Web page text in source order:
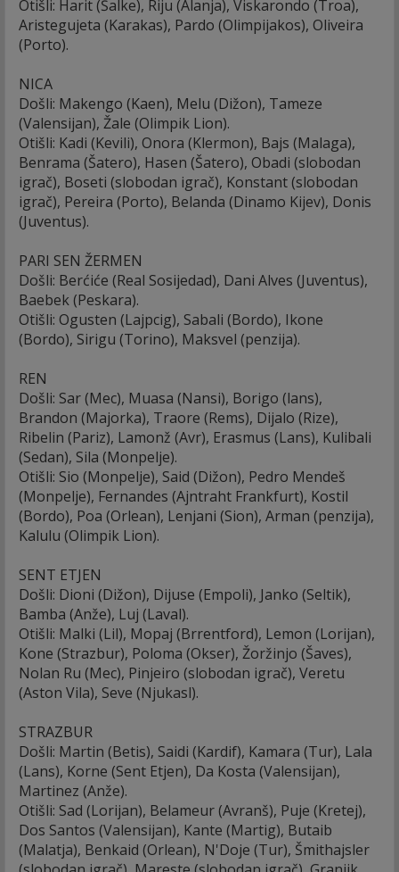
Otišli: Harit (Šalke), Riju (Alanja), Viskarondo (Troa),
Aristegujeta (Karakas), Pardo (Olimpijakos), Oliveira
(Porto).
NICA
Došli: Makengo (Kaen), Melu (Dižon), Tameze
(Valensijan), Žale (Olimpik Lion).
Otišli: Kadi (Kevili), Onora (Klermon), Bajs (Malaga),
Benrama (Šatero), Hasen (Šatero), Obadi (slobodan
igrač), Boseti (slobodan igrač), Konstant (slobodan
igrač), Pereira (Porto), Belanda (Dinamo Kijev), Donis
(Juventus).
PARI SEN ŽERMEN
Došli: Berćiće (Real Sosijedad), Dani Alves (Juventus),
Baebek (Peskara).
Otišli: Ogusten (Lajpcig), Sabali (Bordo), Ikone
(Bordo), Sirigu (Torino), Maksvel (penzija).
REN
Došli: Sar (Mec), Muasa (Nansi), Borigo (lans),
Brandon (Majorka), Traore (Rems), Dijalo (Rize),
Ribelin (Pariz), Lamonž (Avr), Erasmus (Lans), Kulibali
(Sedan), Sila (Monpelje).
Otišli: Sio (Monpelje), Said (Dižon), Pedro Mendeš
(Monpelje), Fernandes (Ajntraht Frankfurt), Kostil
(Bordo), Poa (Orlean), Lenjani (Sion), Arman (penzija),
Kalulu (Olimpik Lion).
SENT ETJEN
Došli: Dioni (Dižon), Dijuse (Empoli), Janko (Seltik),
Bamba (Anže), Luj (Laval).
Otišli: Malki (Lil), Mopaj (Brrentford), Lemon (Lorijan),
Kone (Strazbur), Poloma (Okser), Žoržinjo (Šaves),
Nolan Ru (Mec), Pinjeiro (slobodan igrač), Veretu
(Aston Vila), Seve (Njukasl).
STRAZBUR
Došli: Martin (Betis), Saidi (Kardif), Kamara (Tur), Lala
(Lans), Korne (Sent Etjen), Da Kosta (Valensijan),
Martinez (Anže).
Otišli: Sad (Lorijan), Belameur (Avranš), Puje (Kretej),
Dos Santos (Valensijan), Kante (Martig), Butaib
(Malatja), Benkaid (Orlean), N'Doje (Tur), Šmithajsler